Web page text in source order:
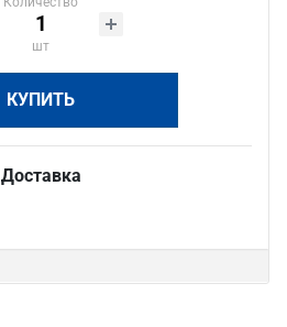
шт
КУПИТЬ
Доставка